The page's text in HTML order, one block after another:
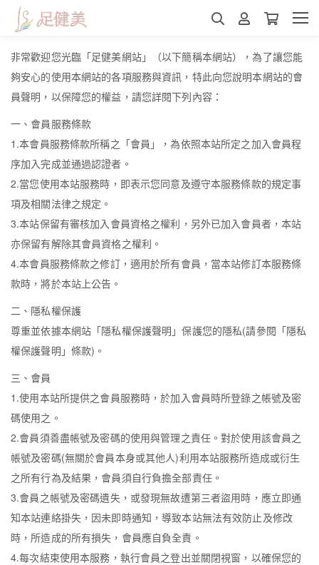
非常歡迎您光臨「足健美網站」（以下簡稱本網站），為了讓您能
夠安心的使用本網站的各項服務與資訊，特此向您說明本網站的會
員聲明，以保障您的權益，請您詳閱下列內容：
一、會員服務條款
1.本會員服務條款所稱之「會員」，為依照本站所定之加入會員程
序加入完成並通過認證者。
2.當您使用本站服務時，即表示您同意及遵守本服務條款的規定事
項及相關法律之規定。
3.本站保留有審核加入會員資格之權利，另外已加入會員者，本站
亦保留有解除其會員資格之權利。
4.本會員服務條款之修訂，適用於所有會員，當本站修訂本服務條
款時，將於本站上公告。
二、隱私權保護
尊重並依據本網站「隱私權保護聲明」保護您的隱私(請參閱「隱私
權保護聲明」條款)。
三、會員
1.使用本站所提供之會員服務時，於加入會員時所登錄之帳號及密
碼使用之。
2.會員須善盡帳號及密碼的使用與管理之責任。對於使用該會員之
帳號及密碼(無關於會員本身或其他人)利用本站服務所造成或衍生
之所有行為及結果，會員須自行負擔全部責任。
3.會員之帳號及密碼遺失，或發現無故遭第三者盜用時，應立即通
知本站連絡掛失，因未即時通知，導致本站無法有效防止及修改
時，所造成的所有損失，會員應自負全責。
4.每次結束使用本服務，執行會員之登出並關閉視窗，以確保您的